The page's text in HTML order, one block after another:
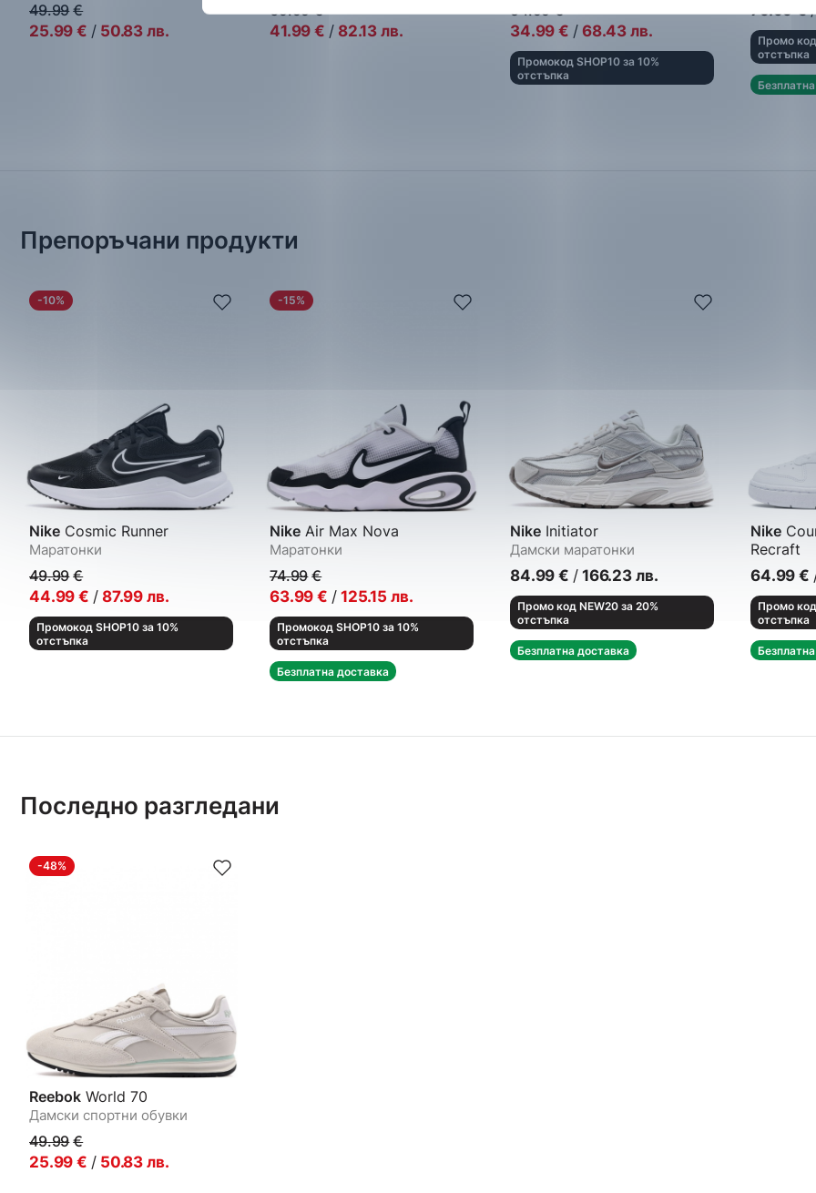
49.99 €
25.99 € / 50.83 лв.
69.99 €
41.99 € / 82.13 лв.
54.99 €
34.99 € / 68.43 лв.
Промокод SHOP10 за 10%
отстъпка
79.99 € /
Промо
отстъпка
Препоръчани продукти
-10%
Nike Cosmic Runner
Маратонки
49.99 €
44.99 € / 87.99 лв.
Промокод SHOP10 за 10%
отстъпка
-15%
Nike Air Max Nova
Маратонки
74.99 €
63.99 € / 125.15 лв.
Промокод SHOP10 за 10%
отстъпка
Безплатна доставка
Nike Initiator
Дамски маратонки
84.99 € / 166.23 лв.
Промо код NEW20 за 20%
отстъпка
Безплатна доставка
Nike
Recraft
Кецове
64.99 €
Промо
отстъпка
Последно разгледани
-48%
Reebok World 70
Дамски спортни обувки
49.99 €
25.99 € / 50.83 лв.